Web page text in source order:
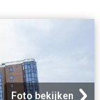
Foto bekijken